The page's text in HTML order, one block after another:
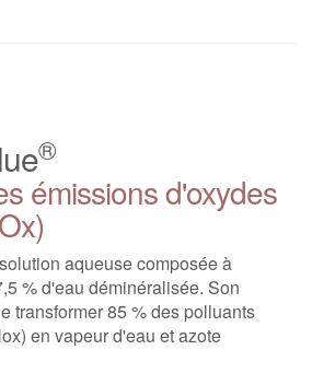
®
émissions d'oxydes
aqueuse composée à
% d'eau déminéralisée. Son
transformer 85 % des polluants
en vapeur d'eau et azote